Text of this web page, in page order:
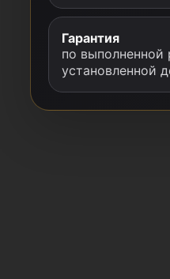
Гарантия
по выполненной
установленной